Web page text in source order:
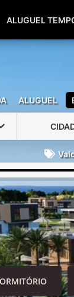
ALUGUEL
ALUGUEL